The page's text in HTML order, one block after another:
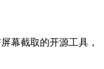
幕截取的开源工具，